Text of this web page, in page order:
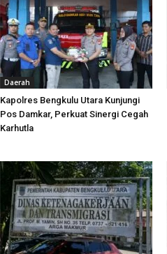
Daerah
Kapolres Bengkulu Utara Kunjungi
Pos Damkar, Perkuat Sinergi Cegah
Karhutla